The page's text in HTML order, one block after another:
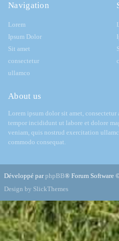
Navigation
Lorem
Ipsum Dolor
Sit amet
consectetur
ullamco
About us
Lorem ipsum dolor sit amet,
tempor incididunt ut labore et dolore
veniam, quis nostrud exercitation
commodo consequat.
Développé parphpBB® Forum Software
Design by SlickThemes